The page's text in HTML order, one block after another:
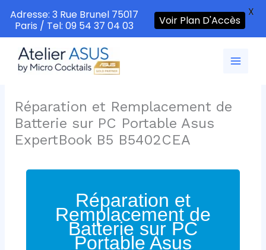
contenu
Réparation et Remplacement de
Batterie sur PC Portable Asus
ExpertBook B5 B5402CEA
Réparation et
Remplacement de
Batterie sur PC
Portable Asus
Adresse: 3 Rue Brunel 75017
Paris / Tel: 09 54 37 04 03
Voir Plan D'Accès
X